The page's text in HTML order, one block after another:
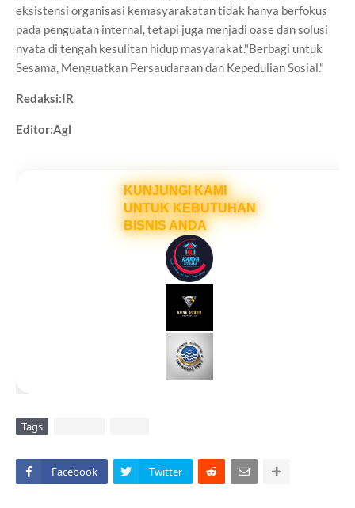
eksistensi organisasi kemasyarakatan tidak hanya berfokus
pada penguatan internal, tetapi juga menjadi oase dan solusi
nyata di tengah kesulitan hidup masyarakat."Berbagi untuk
Sesama, Menguatkan Persaudaraan dan Kepedulian Sosial."
Redaksi:IR
Editor:Agl
KUNJUNGI KAMI
UNTUK KEBUTUHAN
BISNIS ANDA
Tags
Facebook Twitter